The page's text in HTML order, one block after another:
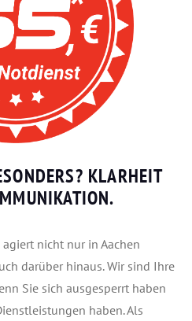
KLARHEIT
nicht nur in Aachen
darüber hinaus. Wir sind Ihre
Sie sich ausgesperrt haben
haben. Als